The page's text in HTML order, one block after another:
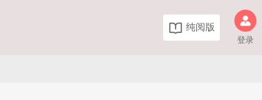
纯阅版
登录